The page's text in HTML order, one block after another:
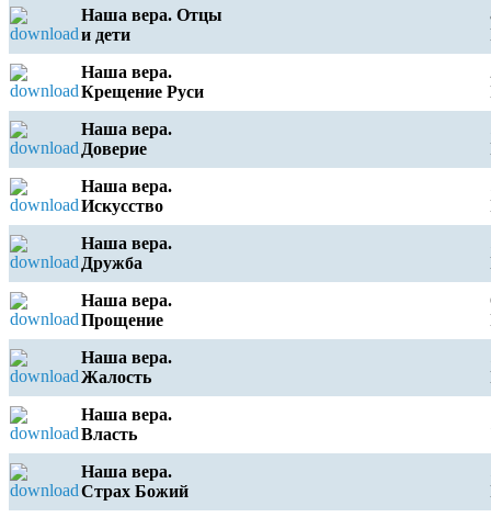
Наша вера. Отцы
и дети
Наша вера.
Крещение Руси
Наша вера.
Доверие
Наша вера.
Искусство
Наша вера.
Дружба
Наша вера.
Прощение
Наша вера.
Жалость
Наша вера.
Власть
Наша вера.
Страх Божий